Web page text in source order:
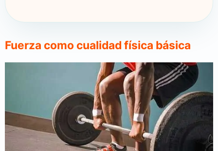
Fuerza como cualidad física básica